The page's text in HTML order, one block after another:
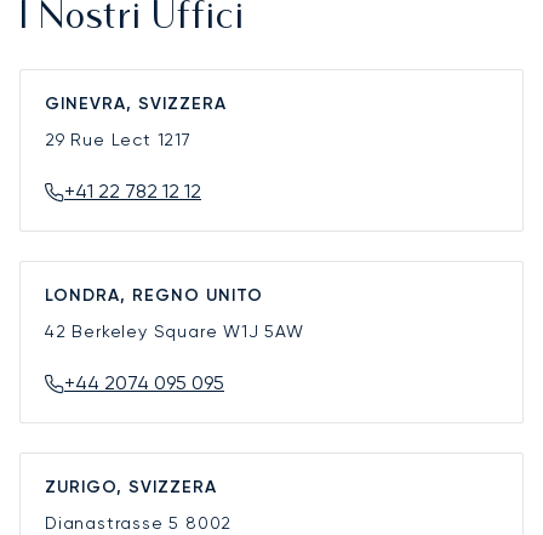
I Nostri Uffici
GINEVRA, SVIZZERA
29 Rue Lect 1217
+41 22 782 12 12
LONDRA, REGNO UNITO
42 Berkeley SquareW1J 5AW
+44 2074 095 095
ZURIGO, SVIZZERA
Dianastrasse 5 8002